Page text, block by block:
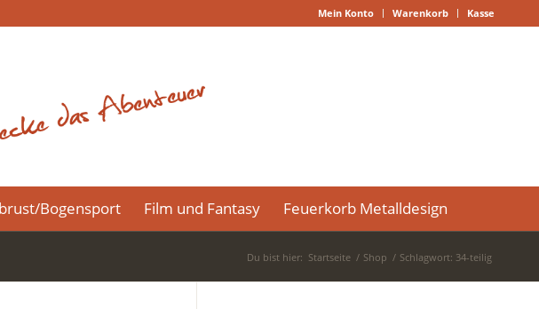
Mein Konto Warenkorb Kasse
Bogensport Film und Fantasy Feuerkorb Metalldesign
Du bist hier: Startseite / Shop / Schlagwort: 34-teilig